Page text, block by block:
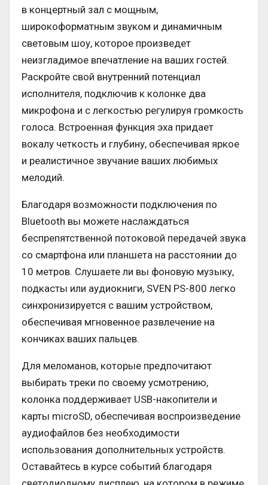
в концертный зал с мощным,
широкоформатным звуком и динамичным
световым шоу, которое произведет
неизгладимое впечатление на ваших гостей.
Раскройте свой внутренний потенциал
исполнителя, подключив к колонке два
микрофона и с легкостью регулируя громкость
голоса. Встроенная функция эха придает
вокалу четкость и глубину, обеспечивая яркое
и реалистичное звучание ваших любимых
мелодий.
Благодаря возможности подключения по
Bluetooth вы можете наслаждаться
беспрепятственной потоковой передачей звука
со смартфона или планшета на расстоянии до
10 метров. Слушаете ли вы фоновую музыку,
подкасты или аудиокниги, SVEN PS-800 легко
синхронизируется с вашим устройством,
обеспечивая мгновенное развлечение на
кончиках ваших пальцев.
Для меломанов, которые предпочитают
выбирать треки по своему усмотрению,
колонка поддерживает USB-накопители и
карты microSD, обеспечивая воспроизведение
аудиофайлов без необходимости
использования дополнительных устройств.
Оставайтесь в курсе событий благодаря